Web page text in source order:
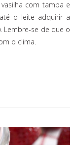
com tampa e
o leite adquirir a
Lembre-se de que o
o clima.